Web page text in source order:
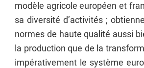
modèle agricole européen et
sa diversité d’activités ;
normes de haute qualité aussi
la production que de la
impérativement le système